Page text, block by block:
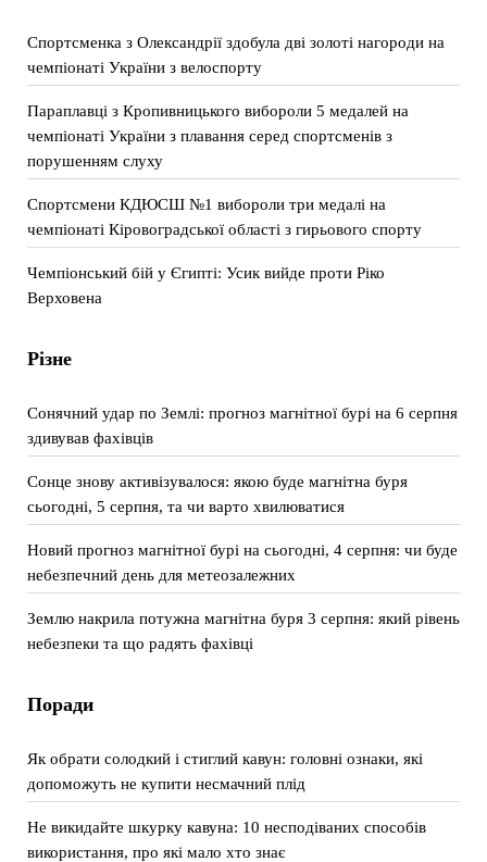
Спортсменка з Олександрії здобула дві золоті нагороди на
чемпіонаті України з велоспорту
Параплавці з Кропивницького вибороли 5 медалей на
чемпіонаті України з плавання серед спортсменів з
порушенням слуху
Спортсмени КДЮСШ №1 вибороли три медалі на
чемпіонаті Кіровоградської області з гирьового спорту
Чемпіонський бій у Єгипті: Усик вийде проти Ріко
Верховена
Різне
Сонячний удар по Землі: прогноз магнітної бурі на 6 серпня
здивував фахівців
Сонце знову активізувалося: якою буде магнітна буря
сьогодні, 5 серпня, та чи варто хвилюватися
Новий прогноз магнітної бурі на сьогодні, 4 серпня: чи буде
небезпечний день для метеозалежних
Землю накрила потужна магнітна буря 3 серпня: який рівень
небезпеки та що радять фахівці
Поради
Як обрати солодкий і стиглий кавун: головні ознаки, які
допоможуть не купити несмачний плід
Не викидайте шкурку кавуна: 10 несподіваних способів
використання, про які мало хто знає